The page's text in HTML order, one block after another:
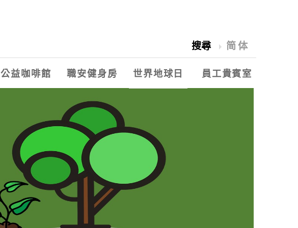
搜尋 简体
公益咖啡館 職安健身房 世界地球日
永豐餘能源季
員工貴賓室